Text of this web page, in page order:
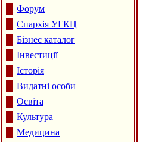
Форум
Єпархія УГКЦ
Бізнес каталог
Інвестиції
Історія
Видатні особи
Освіта
Культура
Медицина